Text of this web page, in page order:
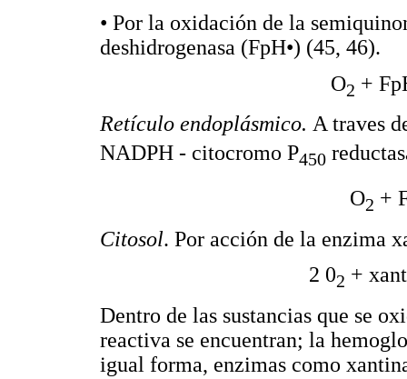
• Por la oxidación de la
deshidrogenasa (FpH•) (45, 46).
O2 +
Retículo endoplásmico. A traves
NADPH - citocromo P450
O2 +
Citosol. Por acción de la enzima
2 02 +
Dentro de las sustancias que se
reactiva se encuentran; la
igual forma, enzimas como